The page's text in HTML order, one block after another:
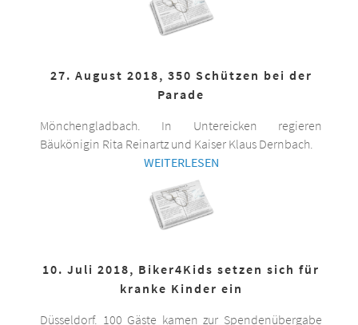
27. August 2018, 350 Schützen bei der
Parade
Mönchengladbach. In Untereicken regieren
Bäukönigin Rita Reinartz und Kaiser Klaus Dernbach.
WEITERLESEN
10. Juli 2018, Biker4Kids setzen sich für
kranke Kinder ein
Düsseldorf. 100 Gäste kamen zur Spendenübergabe